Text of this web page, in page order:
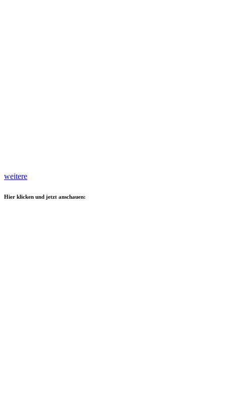
weitere
Hier klicken und jetzt anschauen: